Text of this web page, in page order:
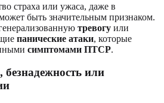
страха или ужаса, даже в
быть значительным признаком.
тревогу или
панические атаки, которые
симптомами ПТСР.
безнадежность или